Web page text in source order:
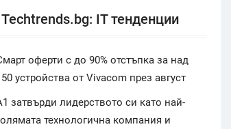
Techtrends.bg: IT тенденции
оферти с до 90% отстъпка за над
устройства от Vivacom през август
затвърди лидерството си като най-
технологична компания и